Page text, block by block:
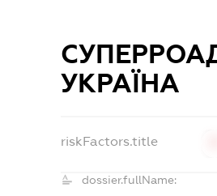
УКРАЇНА
riskFactors.title
dossier.fullName: